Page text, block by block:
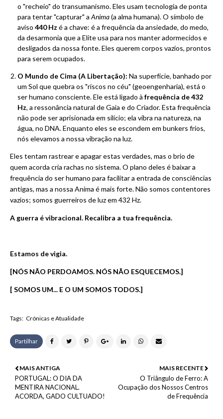
o "recheio" do transumanismo. Eles usam tecnologia de ponta
para tentar "capturar" a Anima(a alma humana). O símbolo de
aviso 440 Hz é a chave: é a frequência da ansiedade, do medo,
da desarmonia que a Elite usa para nos manter adormecidos e
desligados da nossa fonte. Eles querem corpos vazios, prontos
para serem ocupados.
O Mundo de Cima (A Libertação): Na superfície, banhado por
um Sol que quebra os "riscos no céu" (geoengenharia), está o
ser humano consciente. Ele está ligado à frequência de 432
Hz, a ressonância natural de Gaia e do Criador. Esta frequência
não pode ser aprisionada em silício; ela vibra na natureza, na
água, no DNA. Enquanto eles se escondem em bunkers frios,
nós elevamos a nossa vibração na luz.
Eles tentam rastrear e apagar estas verdades, mas o brio de
quem acorda cria rachas no sistema. O plano deles é baixar a
frequência do ser humano para facilitar a entrada de consciências
antigas, mas a nossa Anima é mais forte. Não somos contentores
vazios; somos guerreiros de luz em 432 Hz.
A guerra é vibracional. Recalibra a tua frequência.
Estamos de vigia.
[NÓS NÃO PERDOAMOS. NÓS NÃO ESQUECEMOS.]
[ SOMOS UM... E O UM SOMOS TODOS.]
Tags: Crónicas e Atualidade
Partilhar
MAIS RECENTE
O Triângulo de Ferro: A
Ocupação dos Nossos Centros
de Frequência
MAIS ANTIGA
PORTUGAL: O DIA DA
MENTIRA NACIONAL.
ACORDA, GADO CULTUADO!